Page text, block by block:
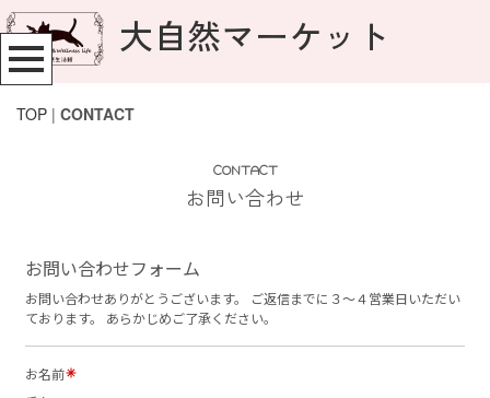
大自然マーケット
TOP | CONTACT
CONTACT
お問い合わせ